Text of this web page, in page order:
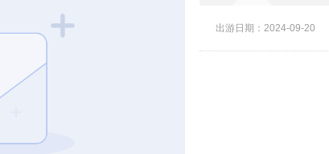
出游日期：2024-09-20